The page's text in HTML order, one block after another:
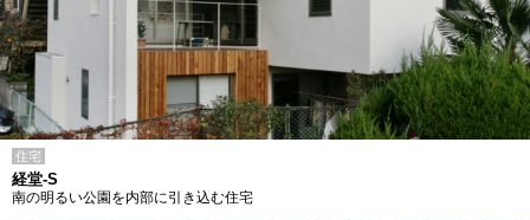
住宅
経堂-S
南の明るい公園を内部に引き込む住宅